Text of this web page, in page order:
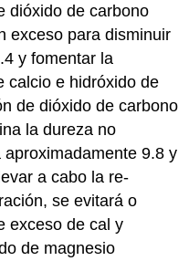
dióxido de carbono
exceso para disminuir
y fomentar la
calcio e hidróxido de
de dióxido de carbono
la dureza no
9.8 y
a cabo la re-
se evitará o
exceso de cal y
de magnesio